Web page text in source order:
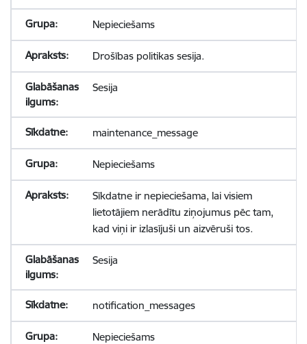
Nepieciešams
Drošības politikas sesija.
Sesija
maintenance_message
Nepieciešams
Sīkdatne ir nepieciešama, lai visiem
lietotājiem nerādītu ziņojumus pēc tam,
kad viņi ir izlasījuši un aizvēruši tos.
Sesija
notification_messages
Nepieciešams